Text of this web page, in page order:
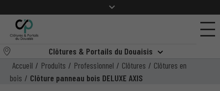
Clôtures & Portails du Douaisis
Accueil / Produits / Professionnel / Clôtures / Clôtures en
bois / Clôture panneau bois DELUXE AXIS